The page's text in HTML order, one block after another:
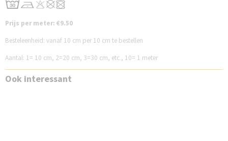
Prijs per meter: €9.50
Besteleenheid: vanaf 10 cm per 10 cm te bestellen
Aantal: 1= 10 cm, 2=20 cm, 3=30 cm, etc., 10= 1 meter
Ook interessant